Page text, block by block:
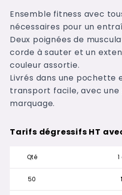
Ensemble fitness avec
nécessaires pour un
Deux poignées de
corde à sauter et un
couleur assortie.
Livrés dans une pochette
transport facile, avec
marquage.
Tarifs dégressifs HT
Qté
50